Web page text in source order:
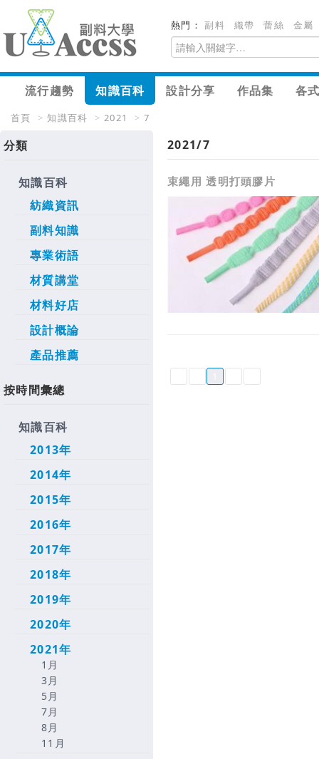
熱門：副料 織帶 蕾絲 金屬
流行趨勢 知識百科 設計分享 作品集 各
首頁 > 知識百科 > 2021 > 7
分類
知識百科
紡織資訊
副料知識
專業術語
材質講堂
材料好店
設計概論
產品推薦
按時間彙總
知識百科
2013年
2014年
2015年
2016年
2017年
2018年
2019年
2020年
2021年
1月
3月
5月
7月
8月
11月
2021/7
束繩用 透明打頭膠片